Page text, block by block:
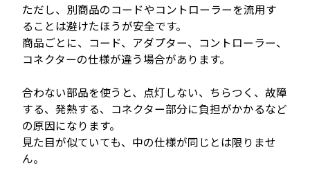
ただし、別商品のコードやコントローラーを流用す
ることは避けたほうが安全です。
商品ごとに、コード、アダプター、コントローラー、
コネクターの仕様が違う場合があります。
合わない部品を使うと、点灯しない、ちらつく、故障
する、発熱する、コネクター部分に負担がかかるなど
の原因になります。
見た目が似ていても、中の仕様が同じとは限りませ
ん。